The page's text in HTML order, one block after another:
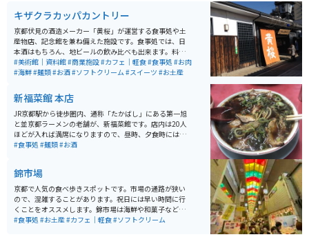
キザクラカッパカントリー
京都伏見の酒造メーカー「黄桜」が運営する食事処や土
産物店、記念館を兼ね備えた施設です。食事処では、日
本酒はもちろん、地ビールの飲み比べも出来ます。料理
もとっても美味しくて、特にかす汁は絶品です。飲んで
食べて、お土産も買える、伏見の酒蔵観光の際は、是非
#美術館｜資料館#商業施設#カフェ｜軽食#食事処 #お肉
#海鮮#麺類#お酒#ソフトクリーム#スイーツ #お土産
新福菜館 本店
JR京都駅から徒歩圏内、通称「たかばし」にある第一旭
と並京都ラーメンの老舗が、新福菜館です。店内は20人
ほどが入れば満席になりますので、昼時、夕食時には行
列待ちは覚悟しなければなりません。ここのラーメンは
の味の染みたチャーシューも美味しいです。
#食事処 #麺類#お酒
錦市場
京都で人気の食べ歩きスポットです。市場の通路が狭い
ので、混雑することがあります。祝日には早い時間に行
くことをオススメします。錦市場は海鮮や和菓子などが
充実していて、ソフトクリームやきゅうりの1本漬けな
#食事処 #お土産#カフェ｜軽食#ソフトクリーム